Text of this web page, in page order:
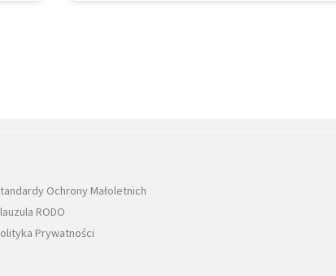
Ochrony Małoletnich
RODO
Prywatności